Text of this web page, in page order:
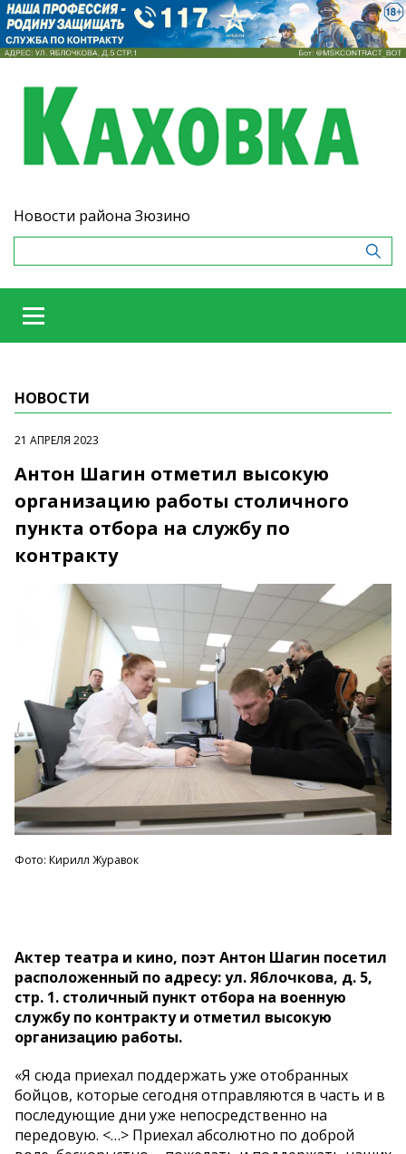
Новости района Зюзино
НОВОСТИ
21 АПРЕЛЯ 2023
Антон Шагин отметил высокую
организацию работы столичного
пункта отбора на службу по
контракту
Фото: Кирилл Журавок
Актер театра и кино, поэт Антон Шагин посетил
расположенный по адресу: ул. Яблочкова, д. 5,
стр. 1. столичный пункт отбора на военную
службу по контракту и отметил высокую
организацию работы.
«Я сюда приехал поддержать уже отобранных
бойцов, которые сегодня отправляются в часть и в
последующие дни уже непосредственно на
передовую. <…> Приехал абсолютно по доброй